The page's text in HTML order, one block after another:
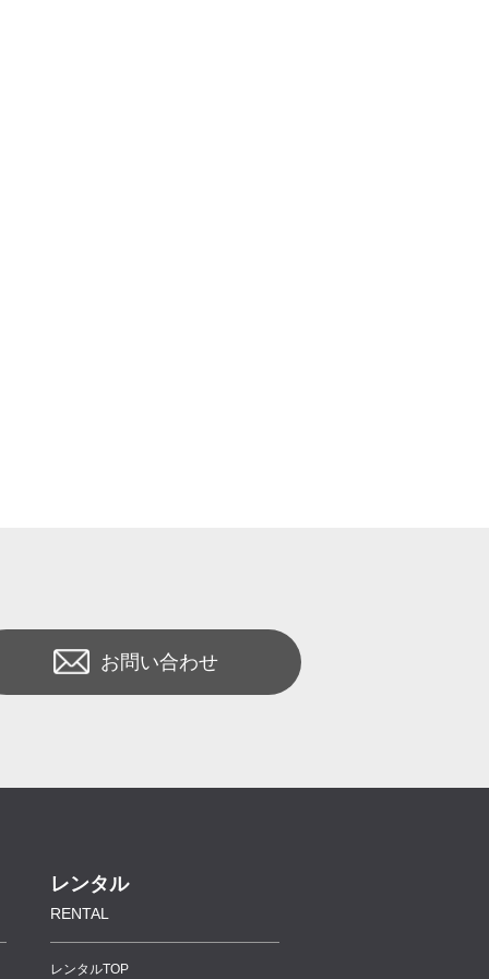
お問い合わせ
レンタル
RENTAL
レンタルTOP